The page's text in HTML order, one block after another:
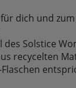
dich und
Solstice
recycelten
Flaschen